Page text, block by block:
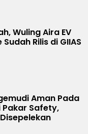
Wuling Aira EV
Rilis di GIIAS
Aman Pada
Pakar Safety,